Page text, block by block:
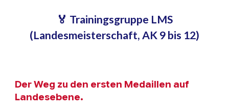
🏅 Trainingsgruppe LMS
(Landesmeisterschaft, AK 9 bis 12)
Der Weg zu den ersten Medaillen auf
Landesebene.